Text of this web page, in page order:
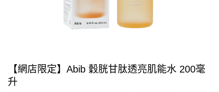
【網店限定】Abib 穀胱甘肽透亮肌能水 200毫
升